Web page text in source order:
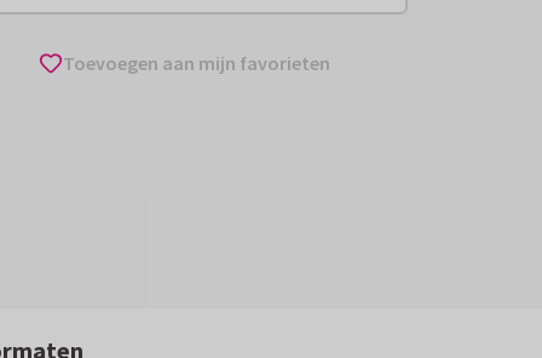
Toevoegen aan mijn favorieten